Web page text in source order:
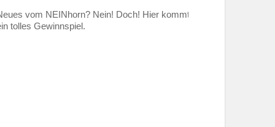
vom NEINhorn? Nein! Doch! Hier kommt
tolles Gewinnspiel.